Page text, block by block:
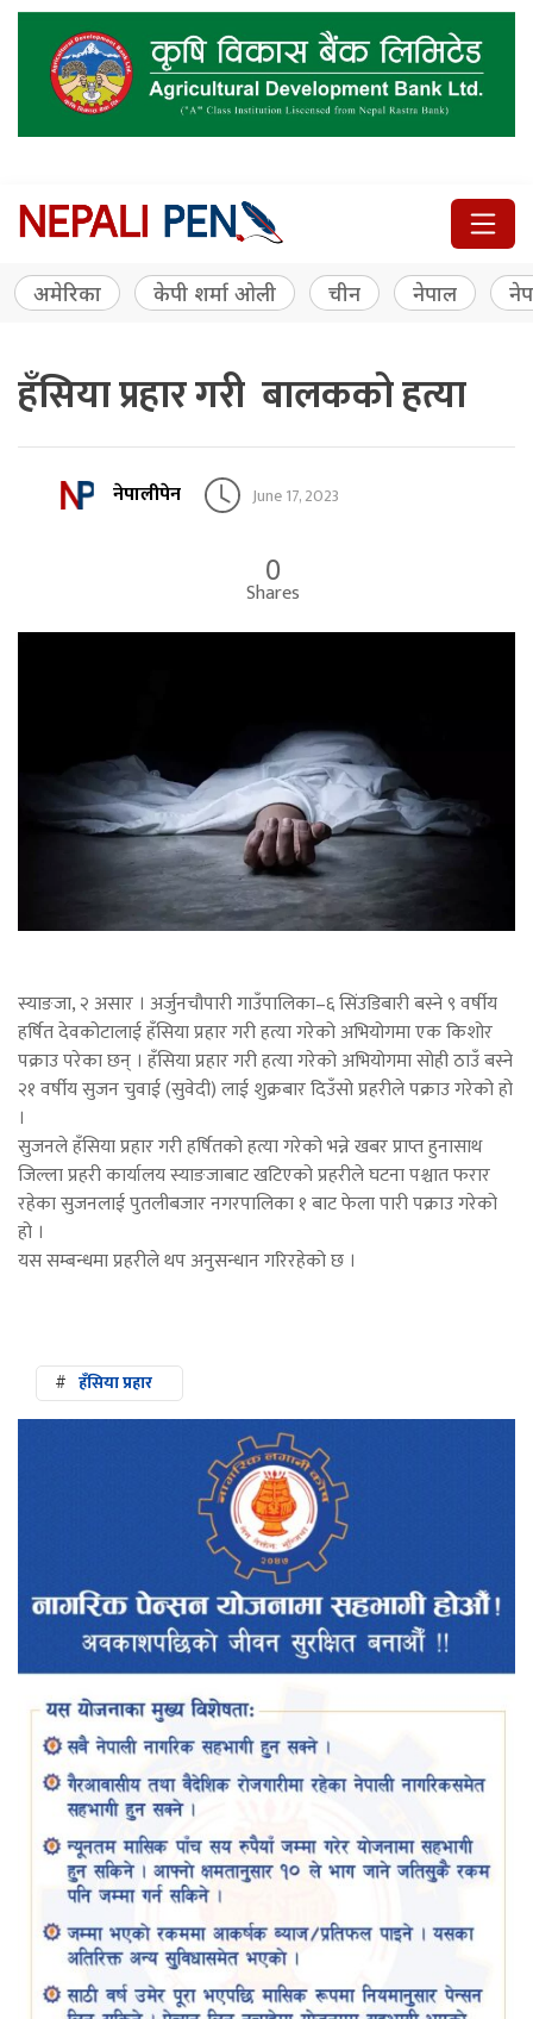
अमेरिका केपी शर्मा ओली चीन नेपाल
हँसिया प्रहार गरी बालकको हत्या
नेपालीपेन June 17, 2023
0
Shares
स्याङजा, २ असार । अर्जुनचौपारी गाउँपालिका–६ सिंउडिबारी बस्ने ९ वर्षीय
हर्षित देवकोटालाई हँसिया प्रहार गरी हत्या गरेको अभियोगमा एक किशोर
पक्राउ परेका छन् । हँसिया प्रहार गरी हत्या गरेको अभियोगमा सोही ठाउँ बस्ने
२१ वर्षीय सुजन चुवाई (सुवेदी) लाई शुक्रबार दिउँसो प्रहरीले पक्राउ गरेको हो
।
सुजनले हँसिया प्रहार गरी हर्षितको हत्या गरेको भन्ने खबर प्राप्त हुनासाथ
जिल्ला प्रहरी कार्यालय स्याङजाबाट खटिएको प्रहरीले घटना पश्चात फरार
रहेका सुजनलाई पुतलीबजार नगरपालिका १ बाट फेला पारी पक्राउ गरेको
हो ।
यस सम्बन्धमा प्रहरीले थप अनुसन्धान गरिरहेको छ ।
# हँसिया प्रहार